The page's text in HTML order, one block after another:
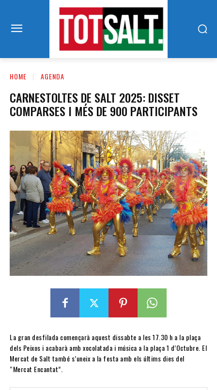
HOME AGENDA
CARNESTOLTES DE SALT 2025: DISSET
COMPARSES I MÉS DE 900 PARTICIPANTS
La gran desfilada començarà aquest dissabte a les 17.30 h a la plaça
dels Peixos i acabarà amb xocolatada i música a la plaça 1 d’Octubre. El
Mercat de Salt també s’uneix a la festa amb els últims dies del
“Mercat Encantat”.